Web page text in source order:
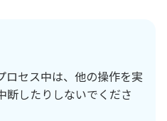
ロセス中は、他の操作を実
断したりしないでくださ